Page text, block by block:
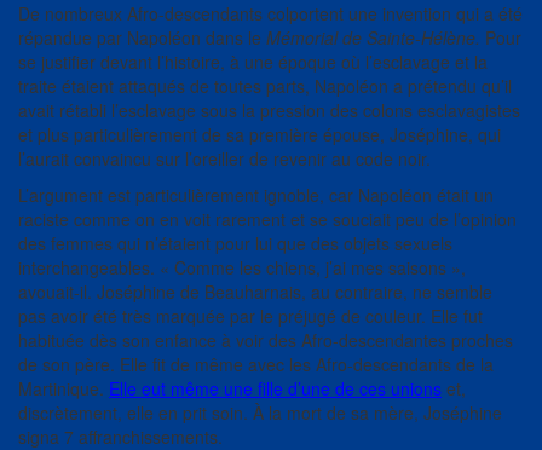
De nombreux Afro-descendants colportent une invention qui a été
répandue par Napoléon dans le Mémorial de Sainte-Hélène. Pour
se justifier devant l’histoire, à une époque où l’esclavage et la
traite étaient attaqués de toutes parts, Napoléon a prétendu qu’il
avait rétabli l’esclavage sous la pression des colons esclavagistes
et plus particulièrement de sa première épouse, Joséphine, qui
l’aurait convaincu sur l’oreiller de revenir au code noir.
L’argument est particulièrement ignoble, car Napoléon était un
raciste comme on en voit rarement et se souciait peu de l’opinion
des femmes qui n’étaient pour lui que des objets sexuels
interchangeables. « Comme les chiens, j’ai mes saisons »,
avouait-il. Joséphine de Beauharnais, au contraire, ne semble
pas avoir été très marquée par le préjugé de couleur. Elle fut
habituée dès son enfance à voir des Afro-descendantes proches
de son père. Elle fit de même avec les Afro-descendants de la
Martinique. Elle eut même une fille d’une de ces unions et,
discrètement, elle en prit soin. À la mort de sa mère, Joséphine
signa 7 affranchissements.